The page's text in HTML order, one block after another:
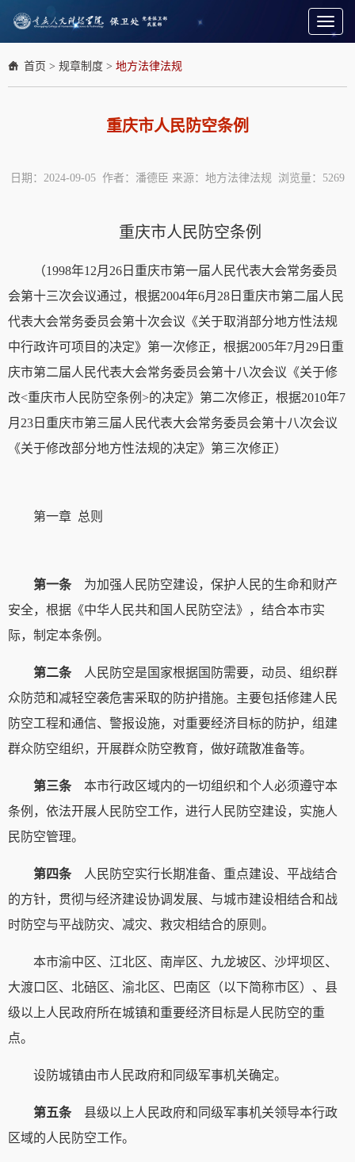
Toggle
首页 > 规章制度 > 地方法律法规
重庆市人民防空条例
日期：2024-09-05 作者：潘德臣 来源：地方法律法规 浏览量： 5269
重庆市人民防空条例
（1998年12月26日重庆市第一届人民代表大会常务委员
会第十三次会议通过，根据2004年6月28日重庆市第二届人民
代表大会常务委员会第十次会议《关于取消部分地方性法规
中行政许可项目的决定》第一次修正，根据2005年7月29日重
庆市第二届人民代表大会常务委员会第十八次会议《关于修
改<重庆市人民防空条例>的决定》第二次修正，根据2010年7
月23日重庆市第三届人民代表大会常务委员会第十八次会议
《关于修改部分地方性法规的决定》第三次修正）
第一章 总则
第一条 为加强人民防空建设，保护人民的生命和财产
安全，根据《中华人民共和国人民防空法》，结合本市实
际，制定本条例。
第二条
人民防空是国家根据国防需要，动员、组织群
众防范和减轻空袭危害采取的防护措施。主要包括修建人民
防空工程和通信、警报设施，对重要经济目标的防护，组建
群众防空组织，开展群众防空教育，做好疏散准备等。
第三条 本市行政区域内的一切组织和个人必须遵守本
条例，依法开展人民防空工作，进行人民防空建设，实施人
民防空管理。
第四条人民防空实行长期准备、重点建设、平战结合
的方针，贯彻与经济建设协调发展、与城市建设相结合和战
时防空与平战防灾、减灾、救灾相结合的原则。
本市渝中区、江北区、南岸区、九龙坡区、沙坪坝区、
大渡口区、北碚区、渝北区、巴南区（以下简称市区）、县
级以上人民政府所在城镇和重要经济目标是人民防空的重
点。
设防城镇由市人民政府和同级军事机关确定。
第五条 县级以上人民政府和同级军事机关领导本行政
区域的人民防空工作。